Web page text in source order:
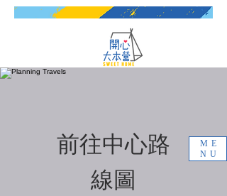
ME
NU
前往中心路
線圖